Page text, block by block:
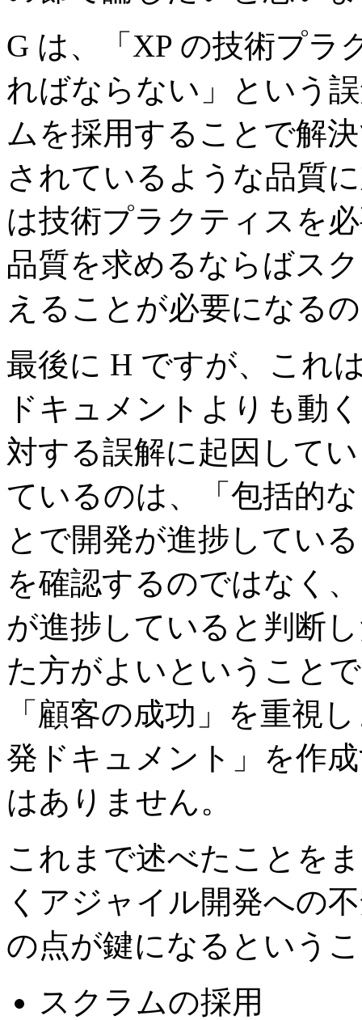
G は、「XP の技術プラ
ればならない」という
ムを採用することで解
されているような品質
は技術プラクティスを
品質を求めるならばス
えることが必要になる
最後に H ですが、これ
ドキュメントよりも動
対する誤解に起因して
ているのは、「包括的
とで開発が進捗してい
を確認するのではなく
が進捗していると判断
た方がよいということ
「顧客の成功」を重視
発ドキュメント」を作
はありません。
これまで述べたことを
くアジャイル開発への
の点が鍵になるという
スクラムの採用